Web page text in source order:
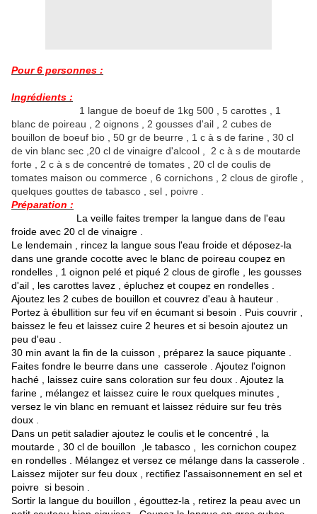
Pour 6 personnes :
Ingrédients :
1 langue de boeuf de 1kg 500 , 5 carottes , 1
blanc de poireau , 2 oignons , 2 gousses d'ail , 2 cubes de
bouillon de boeuf bio , 50 gr de beurre , 1 c à s de farine , 30 cl
de vin blanc sec ,20 cl de vinaigre d'alcool , 2 c à s de moutarde
forte , 2 c à s de concentré de tomates , 20 cl de coulis de
tomates maison ou commerce , 6 cornichons , 2 clous de girofle ,
quelques gouttes de tabasco , sel , poivre .
Préparation :
La veille faites tremper la langue dans de l'eau
froide avec 20 cl de vinaigre .
Le lendemain , rincez la langue sous l'eau froide et déposez-la
dans une grande cocotte avec le blanc de poireau coupez en
rondelles , 1 oignon pelé et piqué 2 clous de girofle , les gousses
d'ail , les carottes lavez , épluchez et coupez en rondelles .
Ajoutez les 2 cubes de bouillon et couvrez d'eau à hauteur .
Portez à ébullition sur feu vif en écumant si besoin . Puis couvrir ,
baissez le feu et laissez cuire 2 heures et si besoin ajoutez un
peu d'eau .
30 min avant la fin de la cuisson , préparez la sauce piquante .
Faites fondre le beurre dans une casserole . Ajoutez l'oignon
haché , laissez cuire sans coloration sur feu doux . Ajoutez la
farine , mélangez et laissez cuire le roux quelques minutes ,
versez le vin blanc en remuant et laissez réduire sur feu très
doux .
Dans un petit saladier ajoutez le coulis et le concentré , la
moutarde , 30 cl de bouillon ,le tabasco , les cornichon coupez
en rondelles . Mélangez et versez ce mélange dans la casserole .
Laissez mijoter sur feu doux , rectifiez l'assaisonnement en sel et
poivre si besoin .
Sortir la langue du bouillon , égouttez-la , retirez la peau avec un